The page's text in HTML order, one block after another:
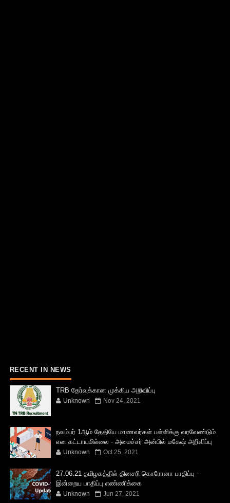
RECENT IN NEWS
TRB தேர்வுக்கான முக்கிய அறிவிப்பு
Unknown Nov 24, 2021
நவம்பர் 1ஆம் தேதியே மாணவர்கள் பள்ளிக்கு வரவேண்டும்
என கட்டாயமில்லை - அமைச்சர் அன்பில் மகேஷ் அறிவிப்பு
Unknown Oct 25, 2021
27.06.21 தமிழகத்தில் தினசரி கொரோனா பாதிப்பு -
இன்றைய பாதிப்பு எண்ணிக்கை
Unknown Jun 27, 2021